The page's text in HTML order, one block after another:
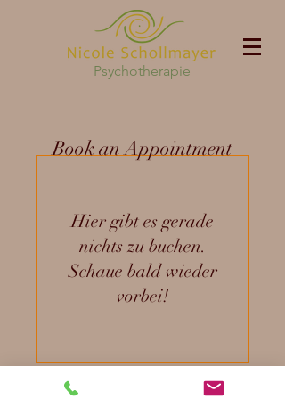
Psychotherapie
Hier gibt es gerade
nichts zu buchen.
Schaue bald wieder
vorbei!
Book an Appointment